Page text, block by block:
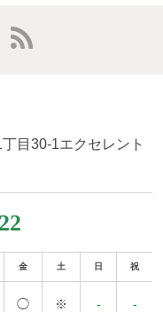
目30-1エクセレント
金 土 日 祝
◯ ※ - -